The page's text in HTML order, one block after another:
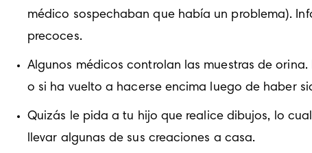
médico sospechaban que había un problema).
precoces.
Algunos médicos controlan las muestras de
o si ha vuelto a hacerse encima luego de haber
Quizás le pida a tu hijo que realice dibujos, lo
llevar algunas de sus creaciones a casa.